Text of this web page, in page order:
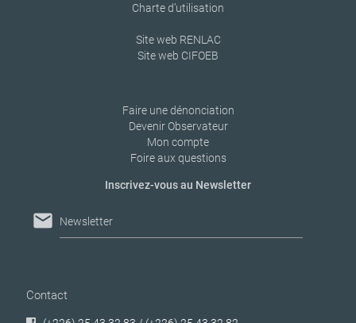
Charte d’utilisation
Site web RENLAC
Site web CIFOEB
Faire une dénonciation
Devenir Observateur
Mon compte
Foire aux questions
Inscrivez-vous au Newsletter
mail Newsletter
Contact